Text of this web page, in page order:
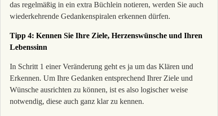
das regelmäßig in ein extra Büchlein notieren, werden Sie auch
wiederkehrende Gedankenspiralen erkennen dürfen.
Tipp 4: Kennen Sie Ihre Ziele, Herzenswünsche und Ihren
Lebenssinn
In Schritt 1 einer Veränderung geht es ja um das Klären und
Erkennen. Um Ihre Gedanken entsprechend Ihrer Ziele und
Wünsche ausrichten zu können, ist es also logischer weise
notwendig, diese auch ganz klar zu kennen.